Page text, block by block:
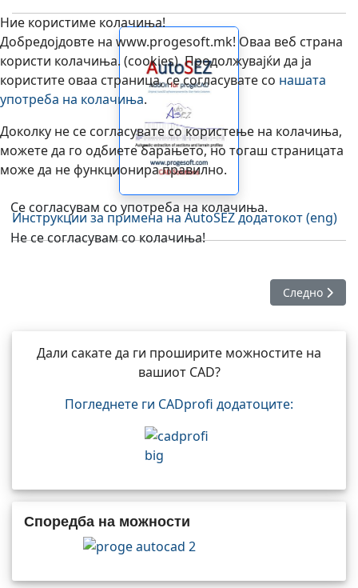
Инструкции за примена на AutoSEZ додатокот (eng)
Следна
Следно
Дали сакате да ги проширите можностите на
вашиот CAD?
Погледнете ги CADprofi додатоците:
Споредба на можности
Ние користиме колачиња!
Добредојдовте на www.progesoft.mk! Оваа веб страна
користи колачиња. (cookies). Продолжувајќи да ја
користите оваа страница, се согласувате со нашата
употреба на колачиња.
Доколку не се согласувате со користење на колачиња,
можете да го одбиете барањето, но тогаш страницата
може да не функционира правилно.
Се согласувам со употреба на колачиња.
Не се согласувам со колачиња!